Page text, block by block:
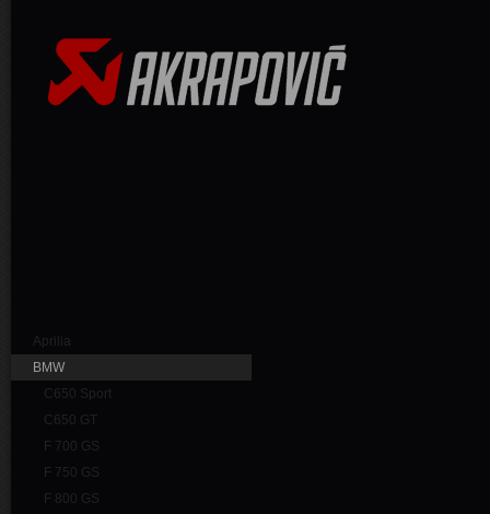
Aprilia
BMW
C650 Sport
C650 GT
F 700 GS
F 750 GS
F 800 GS